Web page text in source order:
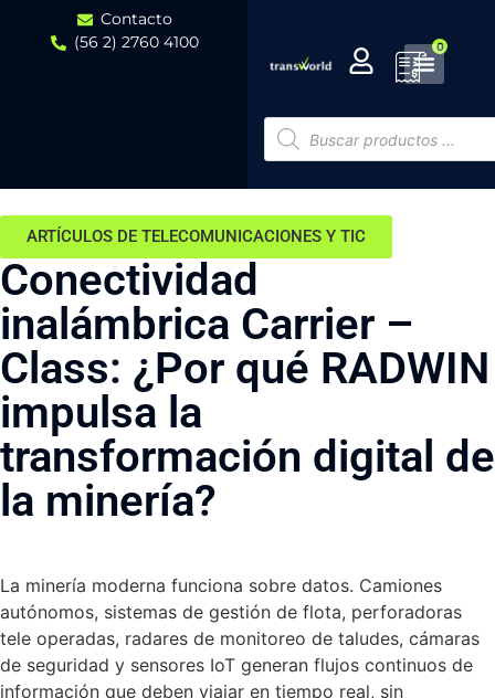
Contacto
(56 2) 2760 4100
0
ARTÍCULOS DE TELECOMUNICACIONES Y TIC
Conectividad
inalámbrica Carrier –
Class: ¿Por qué RADWIN
impulsa la
transformación digital de
la minería?
La minería moderna funciona sobre datos. Camiones
autónomos, sistemas de gestión de flota, perforadoras
tele operadas, radares de monitoreo de taludes, cámaras
de seguridad y sensores IoT generan flujos continuos de
información que deben viajar en tiempo real, sin